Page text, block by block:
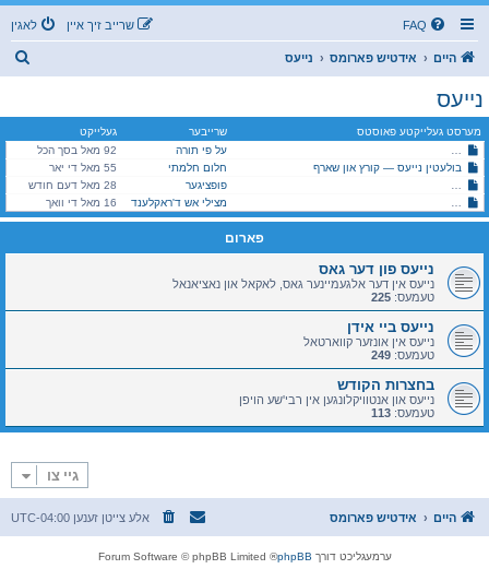
FAQ לאגין שרייב זיך איין
היים אידטיש פארומס נייעס
נייעס
מערסט געלייקטע פאוסטס שרייבער
געלייקט
כת לב טהור אין גוואטעמאלע *הכרת הטוב שמועס* מעומקא דלב טהור
על פי תורה
92 מאל בסך הכל
בולעטין נייעס — קורץ און שארף
חלום חלמתי
55 מאל די יאר
סאטמאר (מהר"א): נייעסן און שמועסן בתוככי הקהלהפופציגער
28 מאל דעם חודש
היימישער פייער דעפארטמענט אין מאנסי, שומרי שבת קודש!מצילי אש ד'ראקלענד 16 מאל די וואך
פארום
נייעס פון דער גאס
נייעס אין דער אלגעמיינער גאס, לאקאל און נאציאנאל
טעמעס: 225
נייעס ביי אידן
נייעס אין אונזער קווארטאל
טעמעס: 249
בחצרות הקודש
נייעס און אנטוויקלונגען אין רבי'שע הויפן
טעמעס: 113
גיי צו
היים אידטיש פארומס אלע צייטן זענען UTC-04:00
ערמעגליכט דורך phpBB
® Forum Software © phpBB Limited